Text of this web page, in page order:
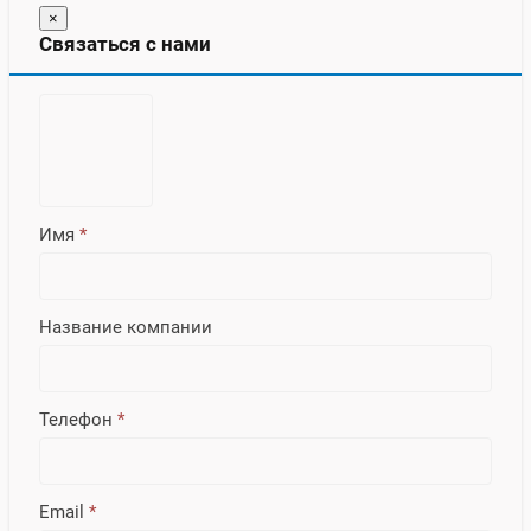
×
Связаться с нами
Имя *
Название компании
Телефон *
Email *